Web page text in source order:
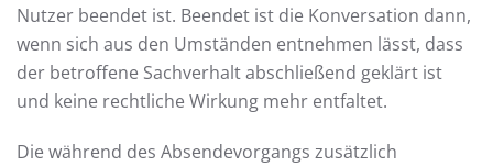
Nutzer beendet ist. Beendet ist die Konversation dann,
wenn sich aus den Umständen entnehmen lässt, dass
der betroffene Sachverhalt abschließend geklärt ist
und keine rechtliche Wirkung mehr entfaltet.
Die während des Absendevorgangs zusätzlich